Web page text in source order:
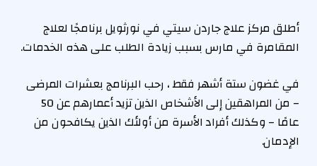
أطلق مركز علاج جاردن سيتي في نورثويل برنامجًا لعلاج
المقامرة في مارس بسبب زيادة الطلب على هذه الخدمات.
في غضون ستة أشهر فقط ، رحب البرنامج بعشرات المرضى
– من المراهقين إلى الأشخاص الذين تزيد أعمارهم عن 50
عامًا – وكذلك أفراد الأسرة من أولئك الذين يكافحون من
الإدمان.